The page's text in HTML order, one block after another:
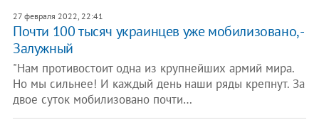
27 февраля 2022, 22:41
Почти 100 тысяч украинцев уже мобилизовано, -
Залужный
"Нам противостоит одна из крупнейших армий мира.
Но мы сильнее! И каждый день наши ряды крепнут. За
двое суток мобилизовано почти…